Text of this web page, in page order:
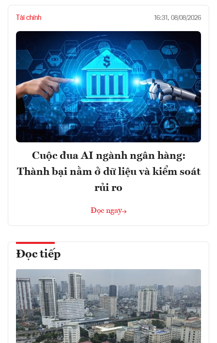
Tài chính 16:31, 08/08/2026
Cuộc đua AI ngành ngân hàng:
Thành bại nằm ở dữ liệu và kiểm soát
rủi ro
Đọc ngay
Đọc tiếp